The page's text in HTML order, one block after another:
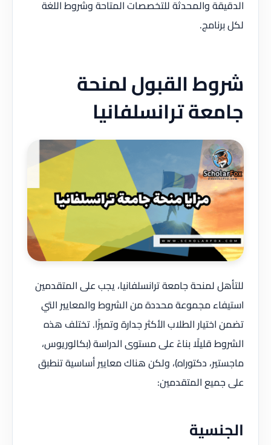
الدقيقة والمحدثة للتخصصات المتاحة وشروط اللغة
لكل برنامج.
شروط القبول لمنحة
جامعة ترانسلفانيا
للتأهل لمنحة جامعة ترانسلفانيا، يجب على المتقدمين
استيفاء مجموعة محددة من الشروط والمعايير التي
تضمن اختيار الطلاب الأكثر جدارة وتميزًا. تختلف هذه
الشروط قليلًا بناءً على مستوى الدراسة (بكالوريوس،
ماجستير، دكتوراه)، ولكن هناك معايير أساسية تنطبق
على جميع المتقدمين:
الجنسية